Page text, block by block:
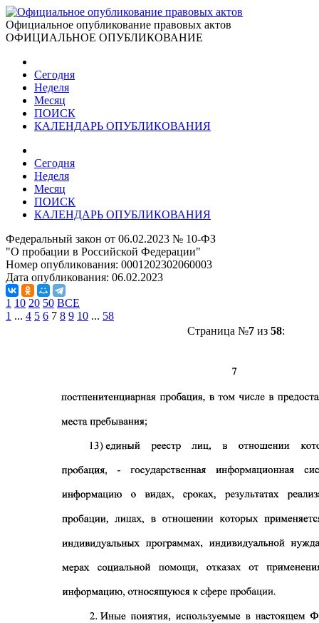
Официальное опубликование правовых актов
ОФИЦИАЛЬНОЕ ОПУБЛИКОВАНИЕ
Сегодня
Неделя
Месяц
ПОИСК
КАЛЕНДАРЬ ОПУБЛИКОВАНИЯ
Сегодня
Неделя
Месяц
ПОИСК
КАЛЕНДАРЬ ОПУБЛИКОВАНИЯ
Федеральный закон от 06.02.2023 № 10-ФЗ
"О пробации в Российской Федерации"
Номер опубликования: 0001202302060003
Дата опубликования: 06.02.2023
1 10 20 50 ВСЕ
1 ... 4 5 6 7 8 9 10 ... 58
Страница №7из 58: